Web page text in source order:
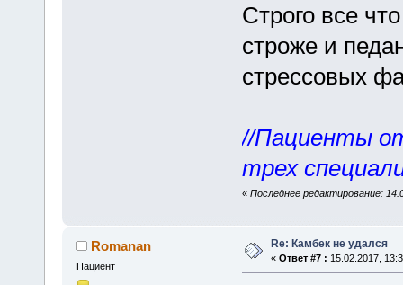
Строго все
строже и
стрессовых
//Пациенты
трех
« Последнее редактирование:
Romanan
Пациент
Re: Камбек не удался
« Ответ #7 : 15.02.2017,